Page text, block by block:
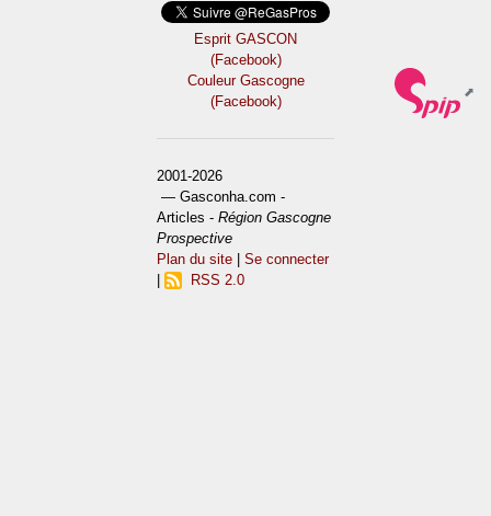
Esprit GASCON
(Facebook)
Couleur Gascogne
(Facebook)
2001-2026
— Gasconha.com -
Articles -Région Gascogne
Prospective
Plan du site |Se connecter
RSS 2.0